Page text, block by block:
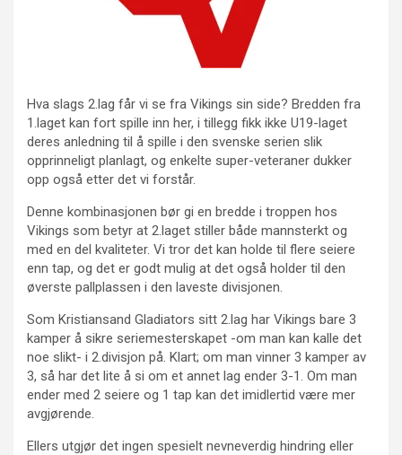
Hva slags 2.lag får vi se fra Vikings sin side? Bredden fra
1.laget kan fort spille inn her, i tillegg fikk ikke U19-laget
deres anledning til å spille i den svenske serien slik
opprinneligt planlagt, og enkelte super-veteraner dukker
opp også etter det vi forstår.
Denne kombinasjonen bør gi en bredde i troppen hos
Vikings som betyr at 2.laget stiller både mannsterkt og
med en del kvaliteter. Vi tror det kan holde til flere seiere
enn tap, og det er godt mulig at det også holder til den
øverste pallplassen i den laveste divisjonen.
Som Kristiansand Gladiators sitt 2.lag har Vikings bare 3
kamper å sikre seriemesterskapet -om man kan kalle det
noe slikt- i 2.divisjon på. Klart; om man vinner 3 kamper av
3, så har det lite å si om et annet lag ender 3-1. Om man
ender med 2 seiere og 1 tap kan det imidlertid være mer
avgjørende.
Ellers utgjør det ingen spesielt nevneverdig hindring eller